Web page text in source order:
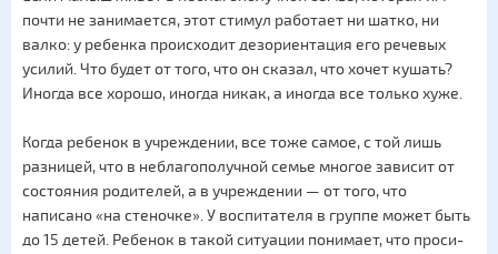
почти не занимается, этот стимул работает ни шатко, ни
валко: у ребенка происходит дезориентация его речевых
усилий. Что будет от того, что он сказал, что хочет кушать?
Иногда все хорошо, иногда никак, а иногда все только хуже.
Когда ребенок в учреждении, все тоже самое, с той лишь
разницей, что в неблагополучной семье многое зависит от
состояния родителей, а в учреждении — от того, что
написано «на стеночке». У воспитателя в группе может быть
до 15 детей. Ребенок в такой ситуации понимает, что проси-